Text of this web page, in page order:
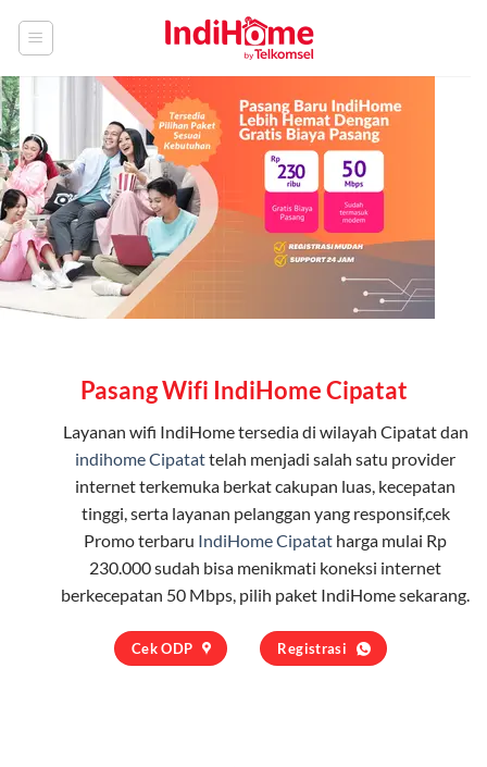
Pasang Wifi IndiHome Cipatat
Layanan wifi IndiHometersedia di wilayah Cipatat dan
indihome Cipatattelah menjadi salah satu provider
internet terkemuka berkat cakupan luas, kecepatan
tinggi, serta layanan pelanggan yang responsif,cek
Promo terbaru IndiHome Cipatat harga mulai Rp
230.000 sudah bisa menikmati koneksi internet
berkecepatan 50 Mbps, pilih paket IndiHomesekarang.
Cek ODP Registrasi